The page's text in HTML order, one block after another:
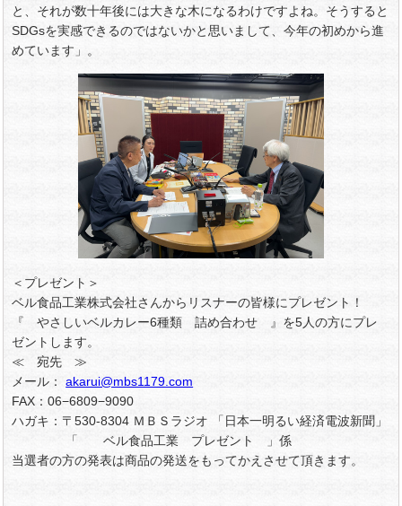
と、それが数十年後には大きな木になるわけですよね。そうすると
SDGsを実感できるのではないかと思いまして、今年の初めから進
めています」。
＜プレゼント＞
ベル食品工業株式会社さんからリスナーの皆様にプレゼント！
『 やさしいベルカレー6種類 詰め合わせ 』を5人の方にプレ
ゼントします。
≪ 宛先 ≫
メール：akarui@mbs1179.com
FAX：06−6809−9090
ハガキ：〒530-8304 ＭＢＳラジオ 「日本一明るい経済電波新聞」
「 ベル食品工業 プレゼント 」係
当選者の方の発表は商品の発送をもってかえさせて頂きます。